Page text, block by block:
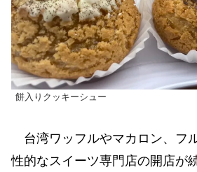
餅入りクッキーシュー
台湾ワッフルやマカロン、フ
性的なスイーツ専門店の開店が